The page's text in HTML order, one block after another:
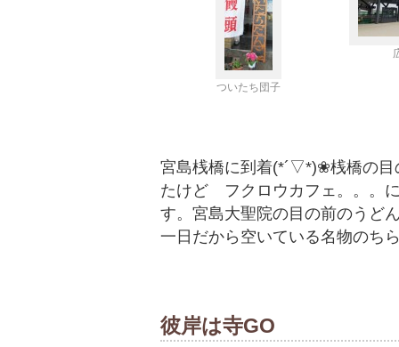
ついたち団子
宮島桟橋に到着(*´▽*)❀桟橋の目
たけど フクロウカフェ。。。
す。宮島大聖院の目の前のうど
一日だから空いている名物のち
彼岸は寺GO